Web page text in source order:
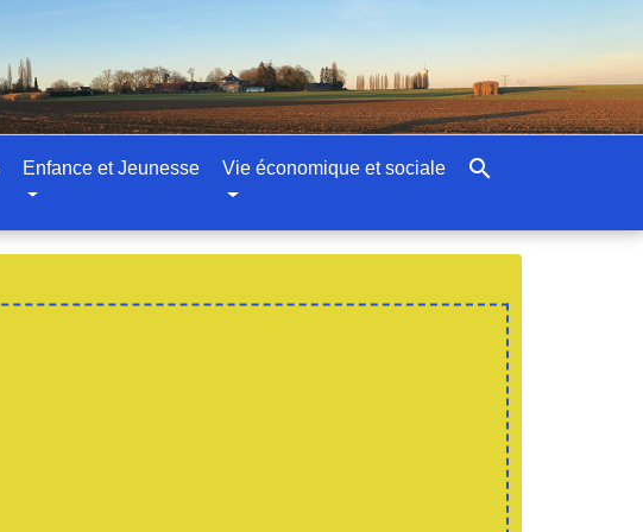
Enfance et Jeunesse Vie économique et sociale search